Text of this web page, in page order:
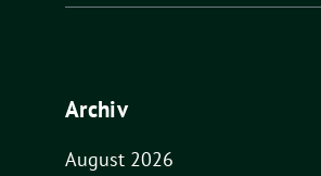
Archiv
August 2026